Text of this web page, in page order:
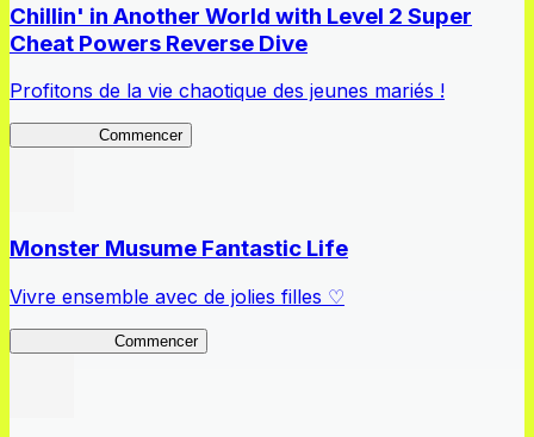
Chillin' in Another World with Level 2 Super
Cheat Powers Reverse Dive
Profitons de la vie chaotique des jeunes mariés !
Commencer
Monster Musume Fantastic Life
Vivre ensemble avec de jolies filles ♡
Commencer